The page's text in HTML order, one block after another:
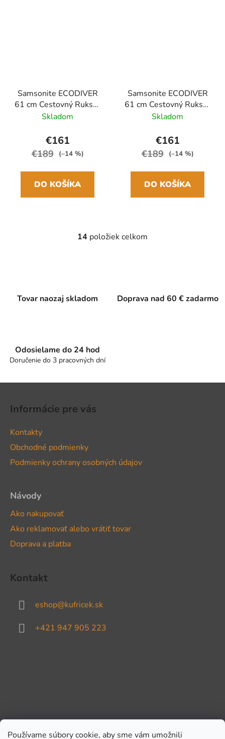
Používame súbory cookie, aby sme vám umožnili
Samsonite ECODIVER
61 cm Cestovný Ruksak
Zelená Climbing Ivy 55L
Skladom
€161
€189 (–14 %)
DO KOŠÍKA
Samsonite ECODIVER
61 cm Cestovný Ruksak
žltý 55L
Skladom
€161
€189 (–14 %)
DO KOŠÍKA
O
y
14 položiek celkom
Tovar naozaj skladom Doprava nad 60 € zadarmo
Odosielame do 24 hod
Doručenie do 3 pracovných dní
Informácie pre vás
Kontakty
Obchodné podmienky
Podmienky ochrany osobných údajov
Návody
Ako nakupovať
Ako reklamovať alebo vrátiť tovar
Doprava a platba
Kontakt
eshop@kufricek.sk
+421 947 905 223